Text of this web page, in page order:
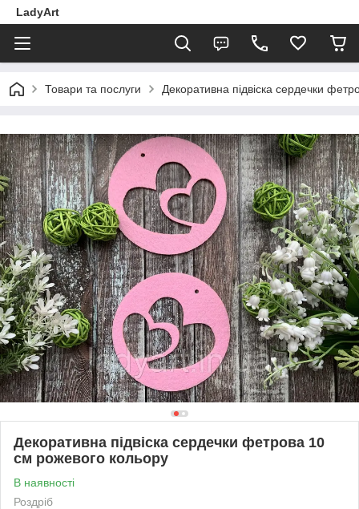
LadyArt
Товари та послуги Декоративна підвіска сердечки
Декоративна підвіска сердечки фетрова 10
см рожевого кольору
В наявності
Роздріб